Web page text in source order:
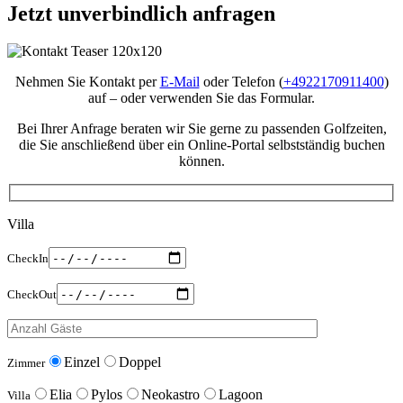
Jetzt unverbindlich anfragen
Nehmen Sie Kontakt perE-Mailoder Telefon (+4922170911400)
auf – oder verwenden Sie das Formular.
Bei Ihrer Anfrage beraten wir Sie gerne zu passenden Golfzeiten,
die Sie anschließend über ein Online-Portal selbstständig buchen
können.
Villa
CheckIn
CheckOut
Zimmer Einzel Doppel
Villa Elia Pylos Neokastro
Lagoon